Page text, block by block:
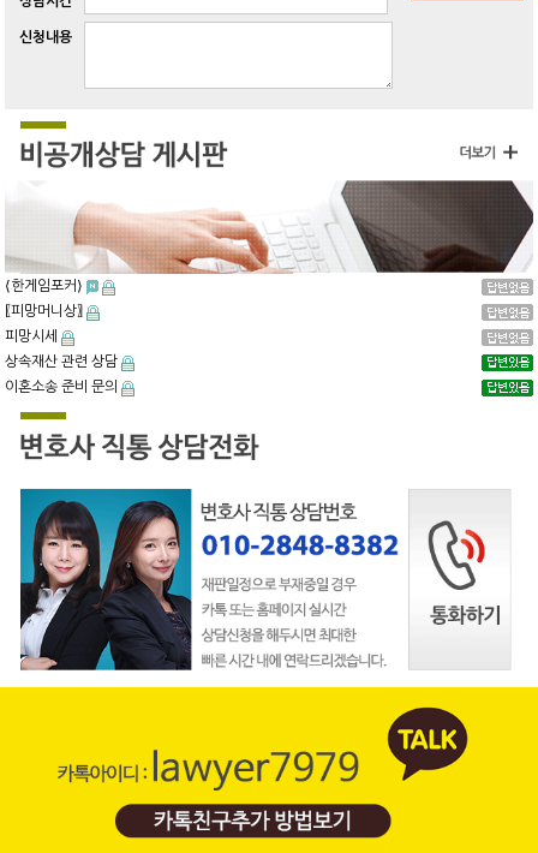
신청내용
⟨한게임포커⟩
〖피망머니상〗
피망시세
상속재산 관련 상담
이혼소송 준비 문의